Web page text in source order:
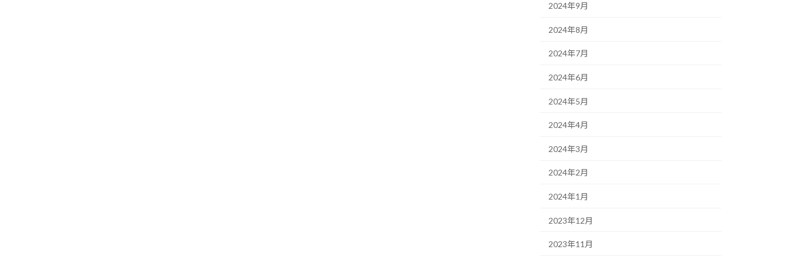
2024年9月
2024年8月
2024年7月
2024年6月
2024年5月
2024年4月
2024年3月
2024年2月
2024年1月
2023年12月
2023年11月